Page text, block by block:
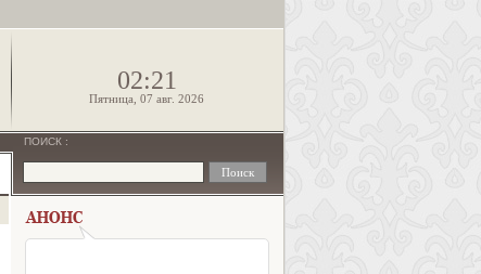
02:21
Пятница, 07 авг. 2026
ПОИСК :